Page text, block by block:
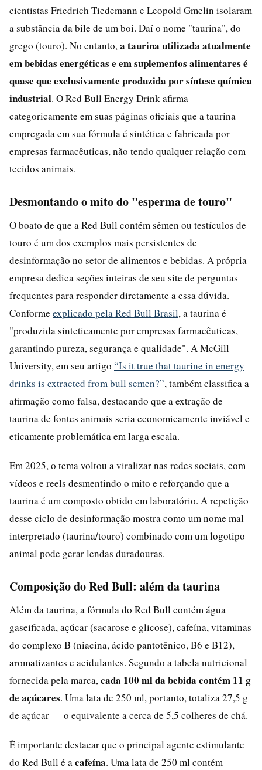
cientistas Friedrich Tiedemann e Leopold Gmelin isolaram
a substância da bile de um boi. Daí o nome "taurina", do
grego (touro). No entanto, a taurina utilizada atualmente
em bebidas energéticas e em suplementos alimentares é
quase que exclusivamente produzida por síntese química
industrial. O Red Bull Energy Drink afirma
categoricamente em suas páginas oficiais que a taurina
empregada em sua fórmula é sintética e fabricada por
empresas farmacêuticas, não tendo qualquer relação com
tecidos animais.
Desmontando o mito do "esperma de touro"
O boato de que a Red Bull contém sêmen ou testículos de
touro é um dos exemplos mais persistentes de
desinformação no setor de alimentos e bebidas. A própria
empresa dedica seções inteiras de seu site de perguntas
frequentes para responder diretamente a essa dúvida.
Conforme explicado pela Red Bull Brasil, a taurina é
"produzida sinteticamente por empresas farmacêuticas,
garantindo pureza, segurança e qualidade". A McGill
University, em seu artigo “Is it true that taurine in energy
drinks is extracted from bull semen?”, também classifica a
afirmação como falsa, destacando que a extração de
taurina de fontes animais seria economicamente inviável e
eticamente problemática em larga escala.
Em 2025, o tema voltou a viralizar nas redes sociais, com
vídeos e reels desmentindo o mito e reforçando que a
taurina é um composto obtido em laboratório. A repetição
desse ciclo de desinformação mostra como um nome mal
interpretado (taurina/touro) combinado com um logotipo
animal pode gerar lendas duradouras.
Composição do Red Bull: além da taurina
Além da taurina, a fórmula do Red Bull contém água
gaseificada, açúcar (sacarose e glicose), cafeína, vitaminas
do complexo B (niacina, ácido pantotênico, B6 e B12),
aromatizantes e acidulantes. Segundo a tabela nutricional
fornecida pela marca, cada 100 ml da bebida contém 11 g
de açúcares. Uma lata de 250 ml, portanto, totaliza 27,5 g
de açúcar — o equivalente a cerca de 5,5 colheres de chá.
É importante destacar que o principal agente estimulante
do Red Bull é a cafeína. Uma lata de 250 ml contém